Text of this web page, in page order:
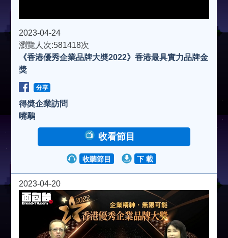
2023-04-24
瀏覽人次:581418次
《香港優秀企業品牌大奬2022》香港最具實力品牌金
獎
分享
得奬企業訪問
嘴鵰
收看節目
收聽節目 下 載
2023-04-20